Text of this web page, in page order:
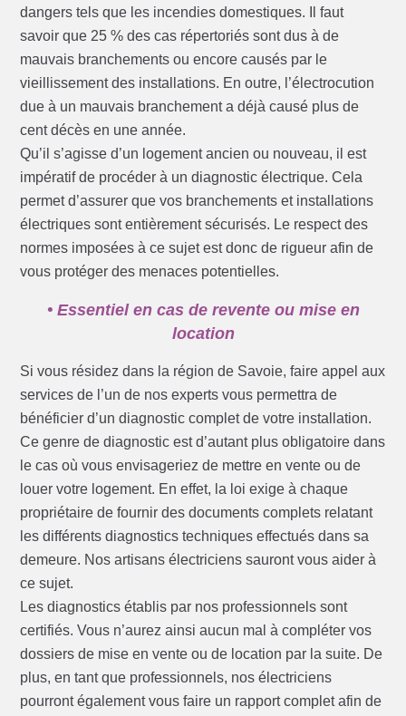
dangers tels que les incendies domestiques. Il faut
savoir que 25 % des cas répertoriés sont dus à de
mauvais branchements ou encore causés par le
vieillissement des installations. En outre, l’électrocution
due à un mauvais branchement a déjà causé plus de
cent décès en une année.
Qu’il s’agisse d’un logement ancien ou nouveau, il est
impératif de procéder à un diagnostic électrique. Cela
permet d’assurer que vos branchements et installations
électriques sont entièrement sécurisés. Le respect des
normes imposées à ce sujet est donc de rigueur afin de
vous protéger des menaces potentielles.
• Essentiel en cas de revente ou mise en
location
Si vous résidez dans la région de Savoie, faire appel aux
services de l’un de nos experts vous permettra de
bénéficier d’un diagnostic complet de votre installation.
Ce genre de diagnostic est d’autant plus obligatoire dans
le cas où vous envisageriez de mettre en vente ou de
louer votre logement. En effet, la loi exige à chaque
propriétaire de fournir des documents complets relatant
les différents diagnostics techniques effectués dans sa
demeure. Nos artisans électriciens sauront vous aider à
ce sujet.
Les diagnostics établis par nos professionnels sont
certifiés. Vous n’aurez ainsi aucun mal à compléter vos
dossiers de mise en vente ou de location par la suite. De
plus, en tant que professionnels, nos électriciens
pourront également vous faire un rapport complet afin de